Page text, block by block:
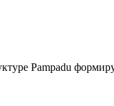
Pampadu